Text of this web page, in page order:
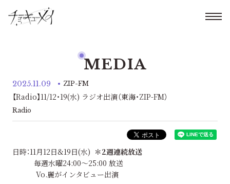
MEDIA
2025.11.09 ZIP-FM
【Radio】11/12・19(水) ラジオ出演（東海・ZIP-FM）
Radio
日時：11月12日&19日(水) ＊2週連続放送
毎週水曜24:00～25:00 放送
Vo.麗がインタビュー出演